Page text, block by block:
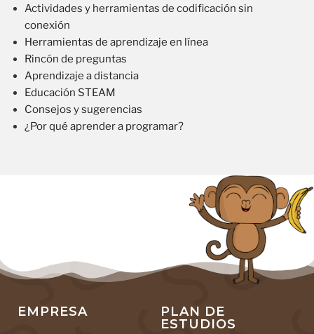
Actividades y herramientas de codificación sin
conexión
Herramientas de aprendizaje en línea
Rincón de preguntas
Aprendizaje a distancia
Educación STEAM
Consejos y sugerencias
¿Por qué aprender a programar?
EMPRESA
PLAN DE
ESTUDIOS